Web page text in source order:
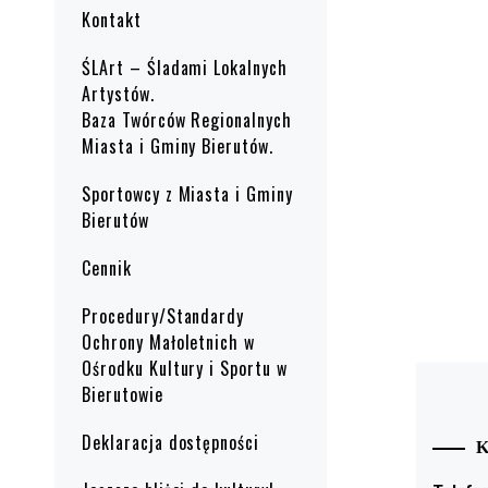
Kontakt
ŚLArt – Śladami Lokalnych
Artystów.
Baza Twórców Regionalnych
Miasta i Gminy Bierutów.
Sportowcy z Miasta i Gminy
Bierutów
Cennik
Procedury/Standardy
Ochrony Małoletnich w
Ośrodku Kultury i Sportu w
Bierutowie
Deklaracja dostępności